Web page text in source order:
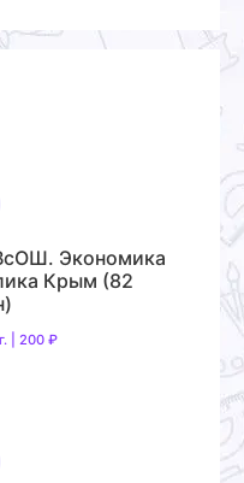
Экономика
Крым (82
| 200 ₽